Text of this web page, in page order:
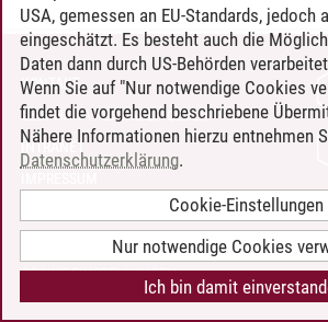
KONTAKT
LEUPHANA ALS ARBEITGEBER
INTRANET
BARRIEREFREIHEIT
COOKIE-EINSTELLUNGEN
USA, gemessen an EU-Standards, jedoch
eingeschätzt. Es besteht auch die
Daten dann durch US-Behörden
Wenn Sie auf "Nur notwendige Cookies
findet die vorgehend beschriebene
Nähere Informationen hierzu entnehmen
Datenschutzerklärung.
Cookie-Einstellungen
Nur notwendige Cookies
Ich bin damit